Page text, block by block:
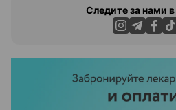
Следите за нами